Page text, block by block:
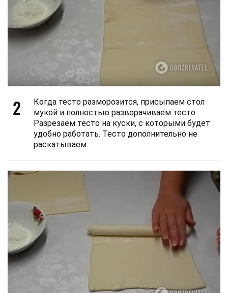
2
Когда тесто разморозится, присыпаем стол
мукой и полностью разворачиваем тесто.
Разрезаем тесто на куски, с которыми будет
удобно работать. Тесто дополнительно не
раскатываем.